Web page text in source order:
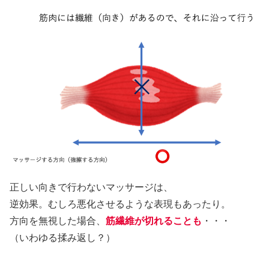
正しい向きで行わないマッサージは、
逆効果。むしろ悪化させるような表現もあったり。
方向を無視した場合、 筋繊維が切れることも ・・・
（いわゆる揉み返し？）